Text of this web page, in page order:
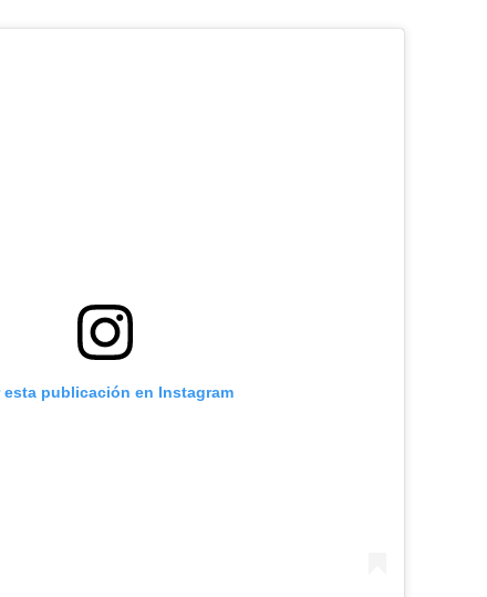
esta publicación en Instagram